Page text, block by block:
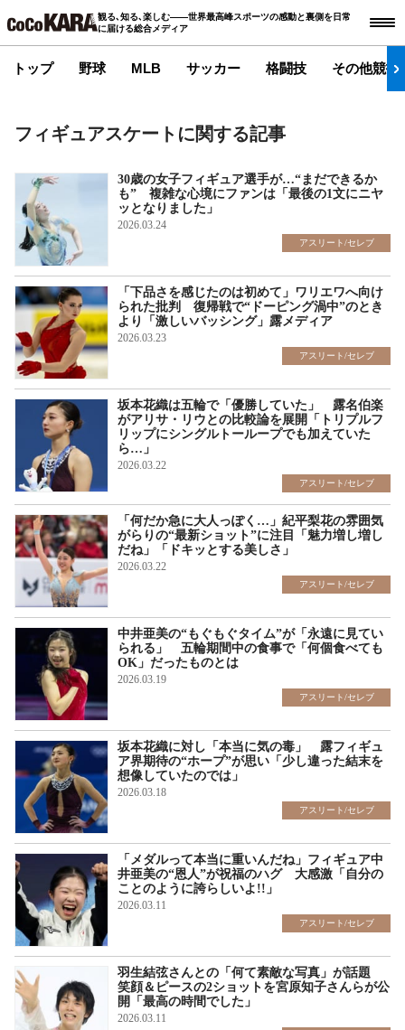
観る､知る､楽しむ――世界最高峰スポーツの感動と裏側を日常
に届ける総合メディア
トップ 野球 MLB サッカー 格闘技 その他競技
フィギュアスケートに関する記事
30歳の女子フィギュア選手が…“まだできるか
も” 複雑な心境にファンは「最後の1文にニヤ
ッとなりました」
2026.03.24
アスリート/セレブ
「下品さを感じたのは初めて」ワリエワへ向け
られた批判 復帰戦で“ドーピング渦中”のとき
より「激しいバッシング」露メディア
2026.03.23
アスリート/セレブ
坂本花織は五輪で「優勝していた」 露名伯楽
がアリサ・リウとの比較論を展開「トリプルフ
リップにシングルトーループでも加えていた
ら…」
2026.03.22
アスリート/セレブ
「何だか急に大人っぽく…」紀平梨花の雰囲気
がらりの“最新ショット”に注目「魅力増し増し
だね」「ドキッとする美しさ」
2026.03.22
アスリート/セレブ
中井亜美の“もぐもぐタイム”が「永遠に見てい
られる」 五輪期間中の食事で「何個食べても
OK」だったものとは
2026.03.19
アスリート/セレブ
坂本花織に対し「本当に気の毒」 露フィギュ
ア界期待の“ホープ”が思い「少し違った結末を
想像していたのでは」
2026.03.18
アスリート/セレブ
「メダルって本当に重いんだね」フィギュア中
井亜美の“恩人”が祝福のハグ 大感激「自分の
ことのように誇らしいよ!!」
2026.03.11
アスリート/セレブ
羽生結弦さんとの「何て素敵な写真」が話題
笑顔＆ピースの2ショットを宮原知子さんらが公
開「最高の時間でした」
2026.03.11